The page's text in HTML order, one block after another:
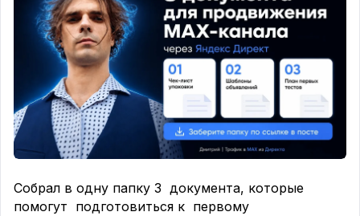
Кейс показал, что даже в нишевой
книжной тематике можно получать
подписчиков по адекватной цене,
если тестировать связку и не сливать
бюджет хаотично.
Следующий шаг
— масштабирование:
новые креативы, дополнительные аудитории и
постепенное увеличение бюджета.
Собрал в одну папку 3 документа, которые
помогут подготовиться к первому